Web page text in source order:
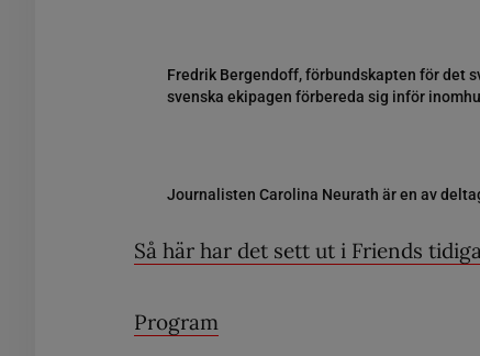
Fredrik Bergendoff, förbundskapten för det
svenska ekipagen förbereda sig inför
Journalisten Carolina Neurath är en av
Så här har det sett ut i Friends
Program